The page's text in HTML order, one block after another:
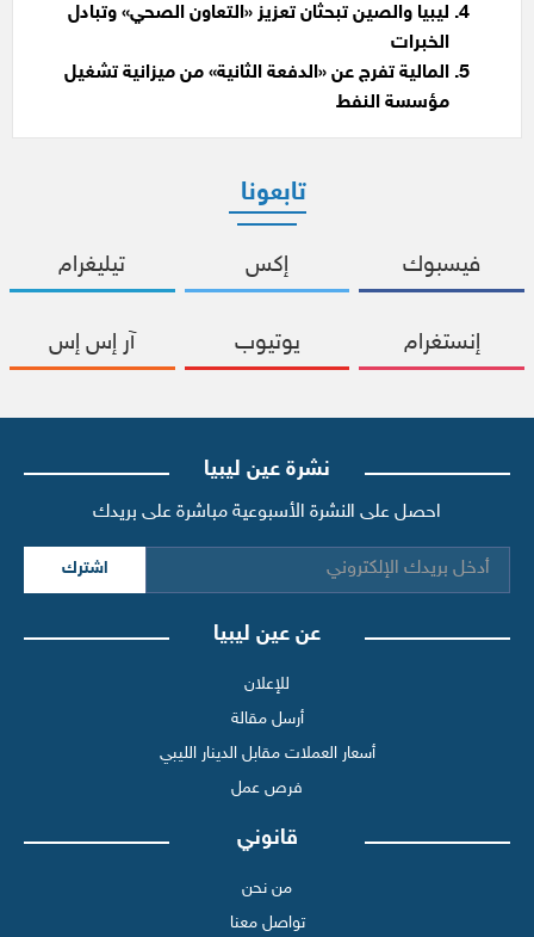
ليبيا والصين تبحثان تعزيز «التعاون الصحي» وتبادل
الخبرات
المالية تفرج عن «الدفعة الثانية» من ميزانية تشغيل
مؤسسة النفط
تابعونا
فيسبوك إكس تيليغرام
إنستغرام يوتيوب آر إس إس
نشرة عين ليبيا
احصل على النشرة الأسبوعية مباشرة على بريدك
اشترك
عن عين ليبيا
للإعلان
أرسل مقالة
أسعار العملات مقابل الدينار الليبي
فرص عمل
قانوني
من نحن
تواصل معنا